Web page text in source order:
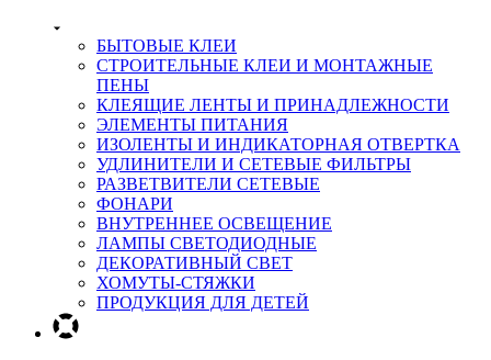
БЫТОВЫЕ КЛЕИ
СТРОИТЕЛЬНЫЕ КЛЕИ И МОНТАЖНЫЕ
ПЕНЫ
КЛЕЯЩИЕ ЛЕНТЫ И ПРИНАДЛЕЖНОСТИ
ЭЛЕМЕНТЫ ПИТАНИЯ
ИЗОЛЕНТЫ И ИНДИКАТОРНАЯ ОТВЕРТКА
УДЛИНИТЕЛИ И СЕТЕВЫЕ ФИЛЬТРЫ
РАЗВЕТВИТЕЛИ СЕТЕВЫЕ
ФОНАРИ
ВНУТРЕННЕЕ ОСВЕЩЕНИЕ
ЛАМПЫ СВЕТОДИОДНЫЕ
ДЕКОРАТИВНЫЙ СВЕТ
ХОМУТЫ-СТЯЖКИ
ПРОДУКЦИЯ ДЛЯ ДЕТЕЙ